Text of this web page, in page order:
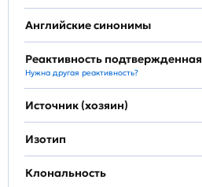
Английские синонимы
Реактивность подтвержденная
Нужна другая реактивность?
Источник (хозяин)
Изотип
Клональность